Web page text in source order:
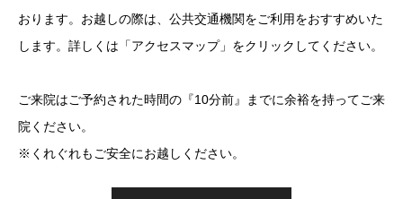
おります。お越しの際は、公共交通機関をご利用をおすすめいた
します。詳しくは「アクセスマップ」をクリックしてください。
ご来院はご予約された時間の『10分前』までに余裕を持ってご来
院ください。
※くれぐれもご安全にお越しください。